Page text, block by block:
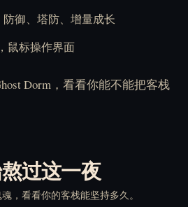
御、塔防、增量成长
鼠标操作界面
Dorm，看看你能不能把客栈
过这一夜
，看看你的客栈能坚持多久。